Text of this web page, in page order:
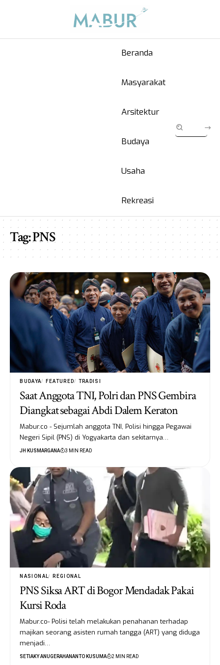
Beranda
Masyarakat
Arsitektur
Budaya
Usaha
Rekreasi
Tag:PNS
BUDAYA FEATURED TRADISI
Saat Anggota TNI, Polri dan PNS Gembira
Diangkat sebagai Abdi Dalem Keraton
Mabur.co - Sejumlah anggota TNI, Polisi hingga Pegawai
Negeri Sipil (PNS) di Yogyakarta dan sekitarnya…
JH KUSMARGANA 3 MIN READ
NASIONAL REGIONAL
PNS Siksa ART di Bogor Mendadak Pakai
Kursi Roda
Mabur.co- Polisi telah melakukan penahanan terhadap
majikan seorang asisten rumah tangga (ART) yang diduga
menjadi…
SETIAKY ANUGERAHANANTO KUSUMA 2 MIN READ